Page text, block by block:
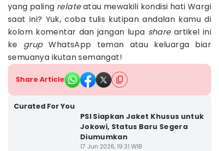
yang paling relateatau mewakili kondisi hati Wargi
saat ini? Yuk, coba tulis kutipan andalan kamu di
kolom komentar dan jangan lupa shareartikel ini
ke grupWhatsApp teman atau keluarga biar
semuanya ikutan semangat!
Share Article
Curated For You
PSI Siapkan Jaket Khusus untuk
Jokowi, Status Baru Segera
Diumumkan
17 Jun 2026, 19:31 WIB